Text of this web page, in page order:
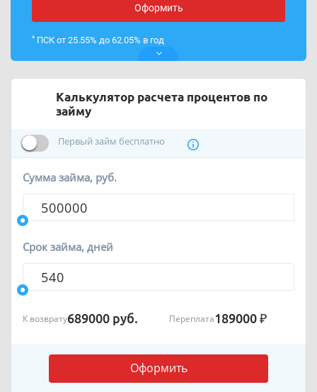
Оформить
*ПСК от 25.55% до 62.05% в год
Калькулятор расчета процентов по
займу
Первый займ бесплатно
Сумма займа, руб.
Срок займа, дней
Оформить
К возврату689000 руб. Переплата189000 ₽